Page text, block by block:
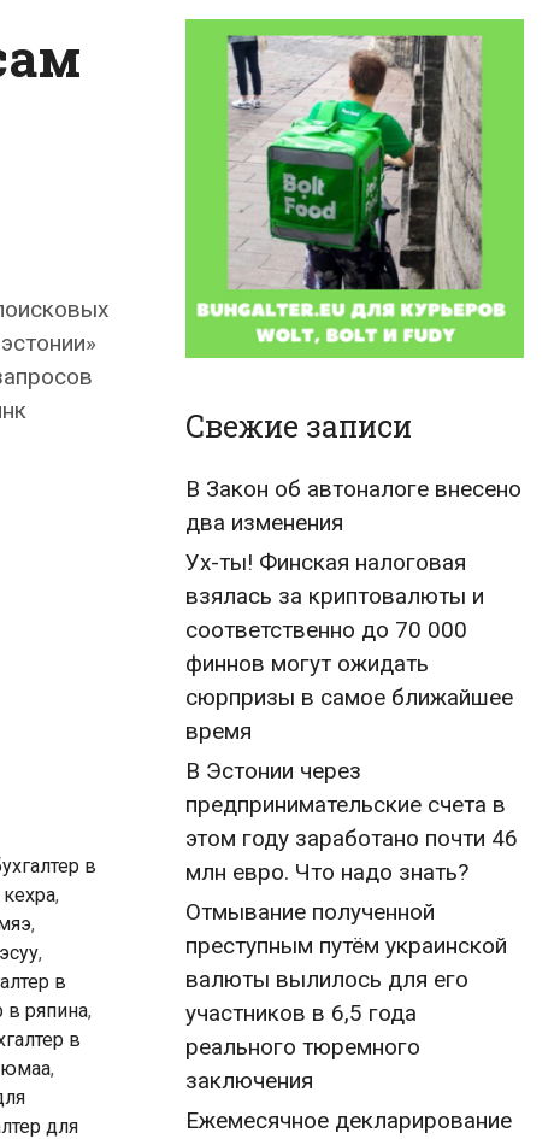
в
кехра,
,
,
в
в ряпина,
в
,
для
Свежие записи
В Закон об автоналоге внесено
два изменения
Ух-ты! Финская налоговая
взялась за криптовалюты и
соответственно до 70 000
финнов могут ожидать
сюрпризы в самое ближайшее
время
В Эстонии через
предпринимательские счета в
этом году заработано почти 46
млн евро. Что надо знать?
Отмывание полученной
преступным путём украинской
валюты вылилось для его
участников в 6,5 года
реального тюремного
заключения
Ежемесячное декларирование